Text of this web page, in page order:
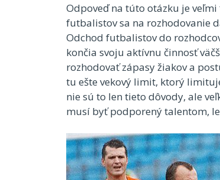
Odpoveď na túto otázku je
futbalistov sa na rozhodovanie
Odchod futbalistov do
končia svoju aktívnu činnosť
rozhodovať zápasy žiakov a
tu ešte vekový limit, ktorý
nie sú to len tieto dôvody, ale
musí byť podporený talentom,